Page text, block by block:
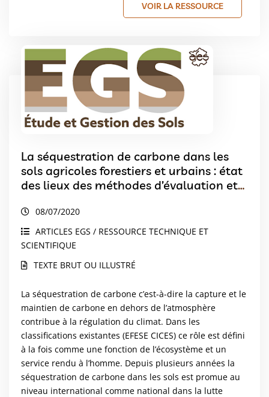
VOIR LA RESSOURCE
La séquestration de carbone dans les
sols agricoles forestiers et urbains : état
des lieux des méthodes d’évaluation et
08/07/2020
ARTICLES EGS / RESSOURCE TECHNIQUE ET
SCIENTIFIQUE
TEXTE BRUT OU ILLUSTRÉ
La séquestration de carbone c’est-à-dire la capture et le
maintien de carbone en dehors de l’atmosphère
contribue à la régulation du climat. Dans les
classifications existantes (EFESE CICES) ce rôle est défini
à la fois comme une fonction de l’écosystème et un
service rendu à l’homme. Depuis plusieurs années la
séquestration de carbone dans les sols est promue au
niveau international comme national dans la lutte